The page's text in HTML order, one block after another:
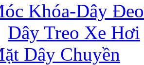
Khóa-Dây Đeo
Dây Treo Xe Hơi
Dây Chuyền